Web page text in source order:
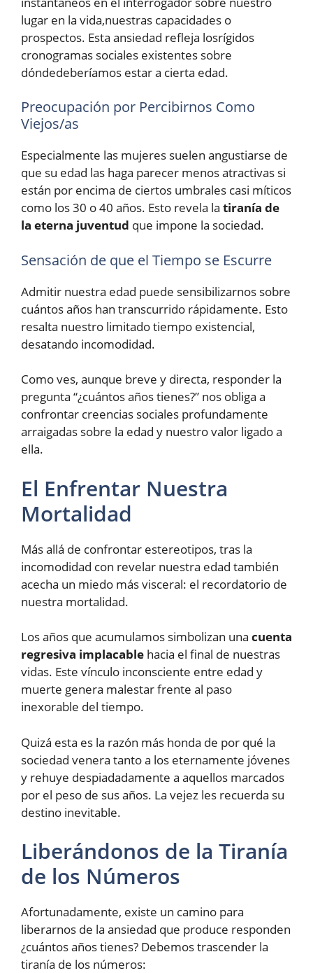
lugar en la vida,nuestras capacidades o
prospectos. Esta ansiedad refleja losrígidos
cronogramas sociales existentes sobre
dóndedeberíamos estar a cierta edad.
Preocupación por Percibirnos Como
Viejos/as
Especialmente las mujeres suelen angustiarse de
que su edad las haga parecer menos atractivas si
están por encima de ciertos umbrales casi míticos
como los 30 o 40 años. Esto revela la tiranía de
la eterna juventud que impone la sociedad.
Sensación de que el Tiempo se Escurre
Admitir nuestra edad puede sensibilizarnos sobre
cuántos años han transcurrido rápidamente. Esto
resalta nuestro limitado tiempo existencial,
desatando incomodidad.
Como ves, aunque breve y directa, responder la
pregunta “¿cuántos años tienes?” nos obliga a
confrontar creencias sociales profundamente
arraigadas sobre la edad y nuestro valor ligado a
ella.
El Enfrentar Nuestra
Mortalidad
Más allá de confrontar estereotipos, tras la
incomodidad con revelar nuestra edad también
acecha un miedo más visceral: el recordatorio de
nuestra mortalidad.
Los años que acumulamos simbolizan una cuenta
regresiva implacable hacia el final de nuestras
vidas. Este vínculo inconsciente entre edad y
muerte genera malestar frente al paso
inexorable del tiempo.
Quizá esta es la razón más honda de por qué la
sociedad venera tanto a los eternamente jóvenes
y rehuye despiadadamente a aquellos marcados
por el peso de sus años. La vejez les recuerda su
destino inevitable.
Liberándonos de la Tiranía
de los Números
Afortunadamente, existe un camino para
liberarnos de la ansiedad que produce responden
¿cuántos años tienes? Debemos trascender la
tiranía de los números: